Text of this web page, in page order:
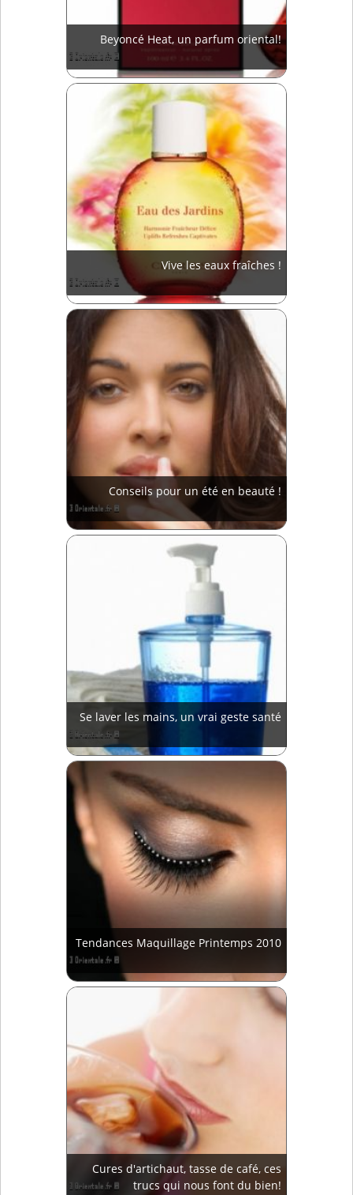
Beyoncé Heat, un parfum oriental!
Vive les eaux fraîches !
Conseils pour un été en beauté !
Se laver les mains, un vrai geste santé
Tendances Maquillage Printemps 2010
Cures d'artichaut, tasse de café, ces
trucs qui nous font du bien!